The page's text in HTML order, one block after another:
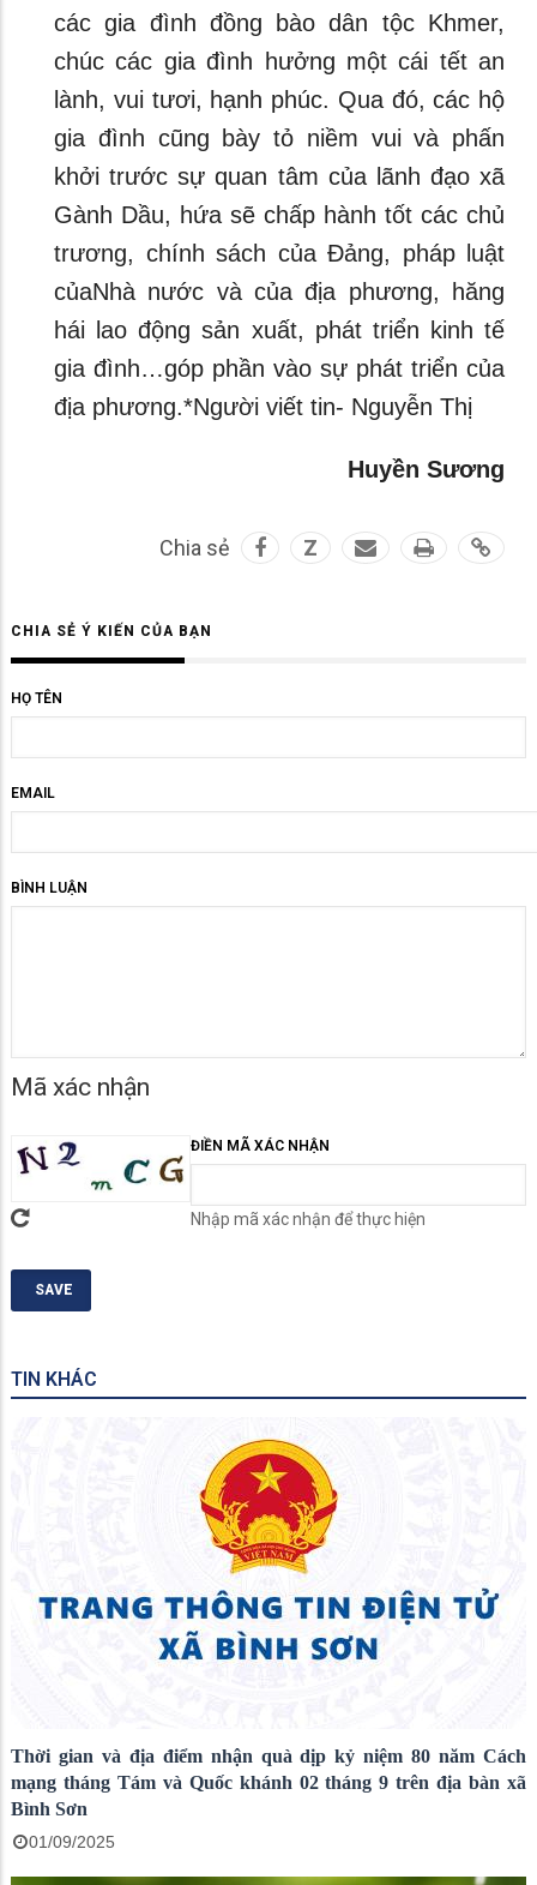
các gia đình đồng bào dân tộc Khmer,
chúc các gia đình hưởng một cái tết an
lành, vui tươi, hạnh phúc. Qua đó, các hộ
gia đình cũng bày tỏ niềm vui và phấn
khởi trước sự quan tâm của lãnh đạo xã
Gành Dầu, hứa sẽ chấp hành tốt các chủ
trương, chính sách của Đảng, pháp luật
củaNhà nước và của địa phương, hăng
hái lao động sản xuất, phát triển kinh tế
gia đình…góp phần vào sự phát triển của
địa phương.*Người viết tin- Nguyễn Thị
Huyền Sương
Chia sẻ Z
CHIA SẺ Ý KIẾN CỦA BẠN
HỌ TÊN
EMAIL
BÌNH LUẬN
Mã xác nhận
ĐIỀN MÃ XÁC NHẬN
Nhập mã xác nhận để thực hiện
TIN KHÁC
Thời gian và địa điểm nhận quà dịp kỷ niệm 80 năm Cách
mạng tháng Tám và Quốc khánh 02 tháng 9 trên địa bàn xã
Bình Sơn
01/09/2025